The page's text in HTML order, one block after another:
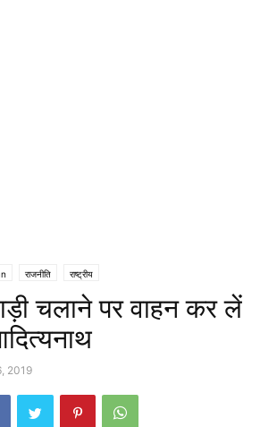
राजनीति राष्ट्रीय
चलाने पर वाहन कर लें
2019